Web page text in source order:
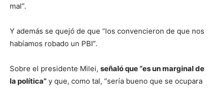
mal”.
Y además se quejó de que “los convencieron de que nos
habíamos robado un PBI”.
Sobre el presidente Milei, señaló que “es un marginal de
la política” y que, como tal, “sería bueno que se ocupara